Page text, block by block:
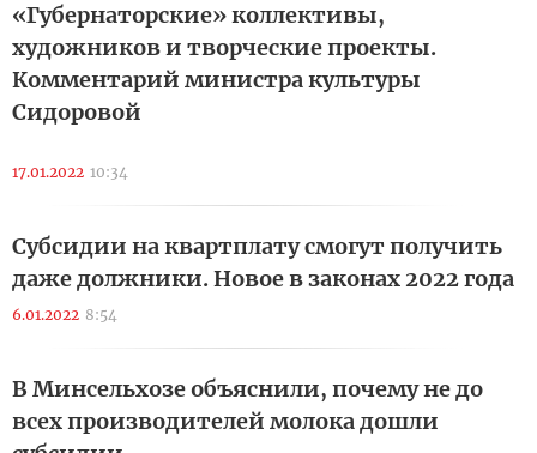
«Губернаторские» коллективы,
художников и творческие проекты.
Комментарий министра культуры
Сидоровой
17.01.2022 10:34
Субсидии на квартплату смогут получить
даже должники. Новое в законах 2022 года
6.01.2022 8:54
В Минсельхозе объяснили, почему не до
всех производителей молока дошли